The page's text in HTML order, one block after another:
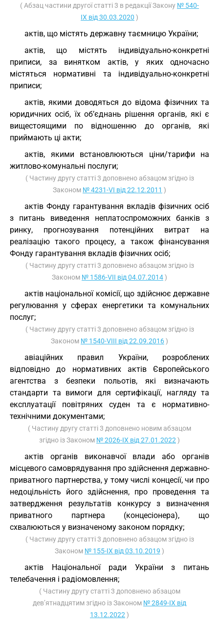
( Абзац частини другої статті 3 в редакції Закону № 540-
IX від 30.03.2020 )
актів, що містять державну таємницю України;
актів, що містять індивідуально-конкретні
приписи, за винятком актів, у яких одночасно
містяться нормативні та індивідуально-конкретні
приписи;
актів, якими доводяться до відома фізичних та
юридичних осіб, їх об’єднань рішення органів, які є
вищестоящими по відношенню до органів, які
приймають ці акти;
актів, якими встановлюються ціни/тарифи на
житлово-комунальні послуги;
( Частину другу статті 3 доповнено абзацом згідно із
Законом № 4231-VI від 22.12.2011 )
актів Фонду гарантування вкладів фізичних осіб
з питань виведення неплатоспроможних банків з
ринку, прогнозування потенційних витрат на
реалізацію такого процесу, а також фінансування
Фонду гарантування вкладів фізичних осіб;
( Частину другу статті 3 доповнено абзацом згідно із
Законом № 1586-VII від 04.07.2014)
актів національної комісії, що здійснює державне
регулювання у сферах енергетики та комунальних
послуг;
( Частину другу статті 3 доповнено абзацом згідно із
Законом № 1540-VIII від 22.09.2016)
авіаційних правил України, розроблених
відповідно до нормативних актів Європейського
агентства з безпеки польотів, які визначають
стандарти та вимоги для сертифікації, нагляду та
експлуатації повітряних суден та є нормативно-
технічними документами;
( Частину другу статті 3 доповнено новим абзацом
згідно із Законом № 2026-IX від 27.01.2022 )
актів органів виконавчої влади або органів
місцевого самоврядування про здійснення державно-
приватного партнерства, у тому числі концесії, чи про
недоцільність його здійснення, про проведення та
затвердження результатів конкурсу з визначення
приватного партнера (концесіонера), що
схвалюються у визначеному законом порядку;
( Частину другу статті 3 доповнено абзацом згідно із
Законом № 155-IX від 03.10.2019 )
актів Національної ради України з питань
телебачення і радіомовлення;
( Частину другу статті 3 доповнено абзацом
дев’ятнадцятим згідно із Законом № 2849-IX від
13.12.2022 )